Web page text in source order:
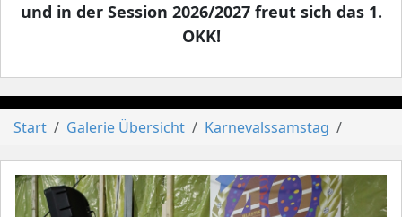
und in der Session 2026/2027 freut sich das 1.
OKK!
Start Galerie Übersicht Karnevalssamstag